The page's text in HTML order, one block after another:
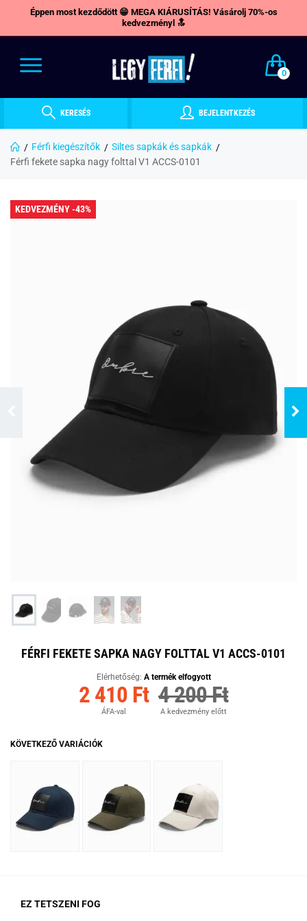
Éppen most kezdődött 😁 MEGA KIÁRUSÍTÁS! Vásárolj 70%-os
kedvezményl 🔝
0
KERESÉS BEJELENTKEZÉS
Férfi kiegészítők
Siltes sapkák és sapkák
Férfi fekete sapka nagy folttal V1 ACCS-0101
KEDVEZMÉNY -43%
FÉRFI FEKETE SAPKA NAGY FOLTTAL V1 ACCS-0101
Elérhetőség: A termék elfogyott
2 410 Ft
ÁFA-val
4 200 Ft
A kedvezmény előtt
KÖVETKEZŐ VARIÁCIÓK
EZ TETSZENI FOG